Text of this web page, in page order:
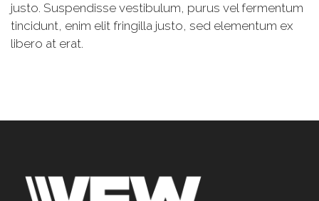
justo. Suspendisse vestibulum, purus vel fermentum
tincidunt, enim elit fringilla justo, sed elementum ex
libero at erat.